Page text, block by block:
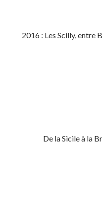
2016 : Les Scilly, entre
De la Sicile à la